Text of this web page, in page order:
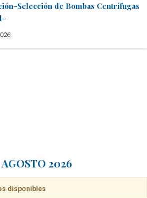
Selección de Bombas Centrífugas
AGOSTO 2026
disponibles